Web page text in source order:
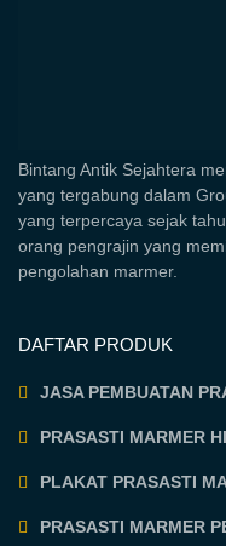
Bintang Antik Sejahtera
yang tergabung dalam
yang terpercaya sejak
orang pengrajin yang
pengolahan marmer.
DAFTAR PRODUK
JASA PEMBUATAN
PRASASTI MARMER
PLAKAT PRASASTI
PRASASTI MARMER